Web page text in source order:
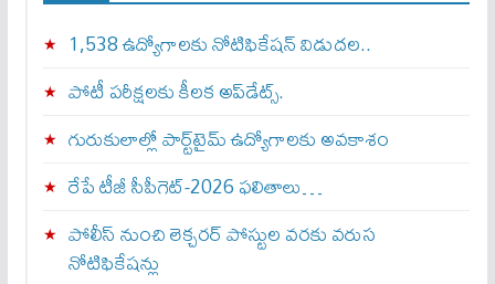
1,538 ఉద్యోగాలకు నోటిఫికేషన్ విడుదల..
పోటీ పరీక్షలకు కీలక అప్‌డేట్స్.
గురుకులాల్లో పార్ట్‌టైమ్ ఉద్యోగాలకు అవకాశం
రేపే టీజీ సీపీగెట్‌-2026 ఫలితాలు…
పోలీస్ నుంచి లెక్చరర్ పోస్టుల వరకు వరుస
నోటిఫికేషన్లు